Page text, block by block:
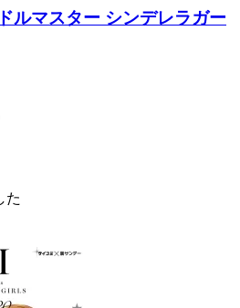
ルマスター シンデレラガー
た